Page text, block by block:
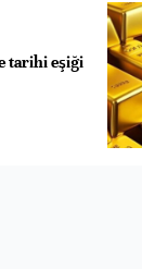
tarihi eşiği